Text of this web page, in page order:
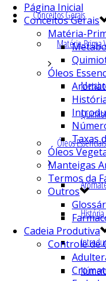
Conceitos Gerais
Matéria-Prima
Óleos Essenciais
Página Inicial
Conceitos Gerais
Matéria-
Óleos
Taxas
Óleos
Manteigas
Termos da
Outros
Cadeia Produtiva
Controle de